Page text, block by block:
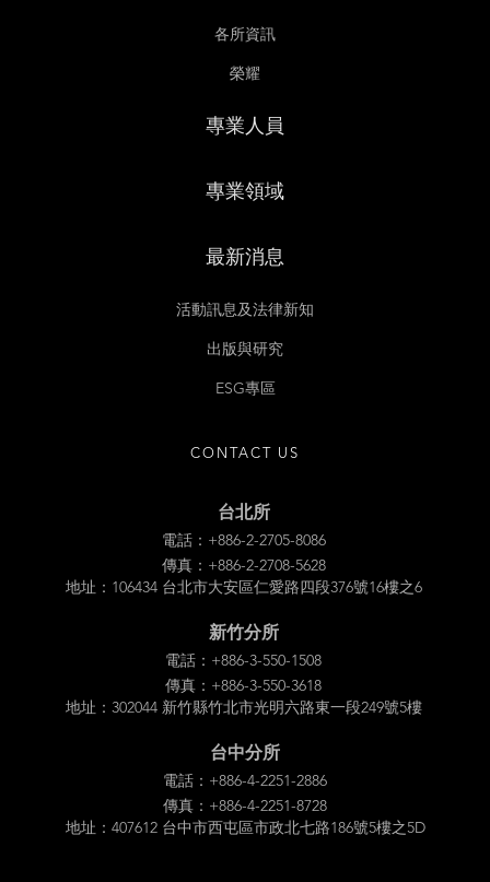
各所資訊
榮耀
專業人員
專業領域
最新消息
活動訊息及法律新知
出版與研究
ESG專區
CONTACT US
台北所
電話：+886-2-2705-8086
傳真：+886-2-2708-5628
地址：106434 台北市大安區仁愛路四段376號16樓之6
新竹分所
電話：+886-3-550-1508
傳真：+886-3-550-3618
地址：302044 新竹縣竹北市光明六路東一段249號5樓
台中分所
電話：+886-4-2251-2886
傳真：+886-4-2251-8728
地址：407612 台中市西屯區市政北七路186號5樓之5D